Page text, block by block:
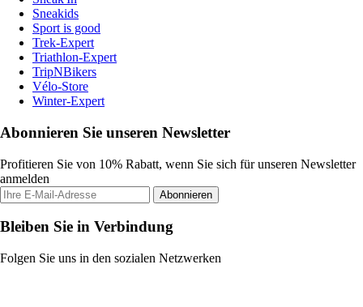
Sneakids
Sport is good
Trek-Expert
Triathlon-Expert
TripNBikers
Vélo-Store
Winter-Expert
Abonnieren Sie unseren Newsletter
Profitieren Sie von 10% Rabatt, wenn Sie sich für unseren Newsletter
anmelden
Abonnieren
Bleiben Sie in Verbindung
Folgen Sie uns in den sozialen Netzwerken